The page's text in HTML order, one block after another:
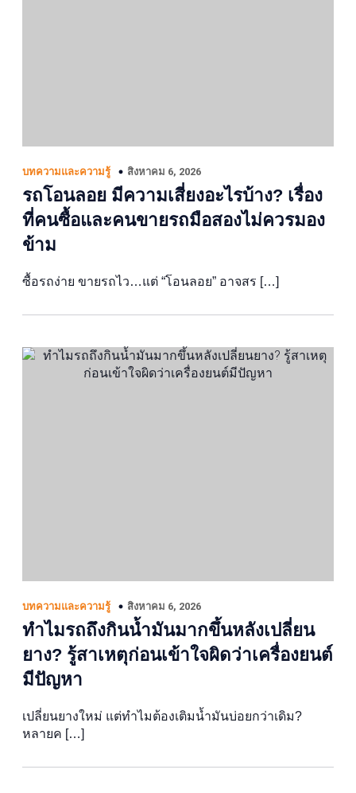
บทความและความรู้ สิงหาคม 6, 2026
รถโอนลอย มีความเสี่ยงอะไรบ้าง? เรื่อง
ที่คนซื้อและคนขายรถมือสองไม่ควรมอง
ข้าม
ซื้อรถง่าย ขายรถไว…แต่ “โอนลอย” อาจสร […]
บทความและความรู้ สิงหาคม 6, 2026
ทำไมรถถึงกินน้ำมันมากขึ้นหลังเปลี่ยน
ยาง? รู้สาเหตุก่อนเข้าใจผิดว่าเครื่องยนต์
มีปัญหา
เปลี่ยนยางใหม่ แต่ทำไมต้องเติมน้ำมันบ่อยกว่าเดิม?
หลายค […]